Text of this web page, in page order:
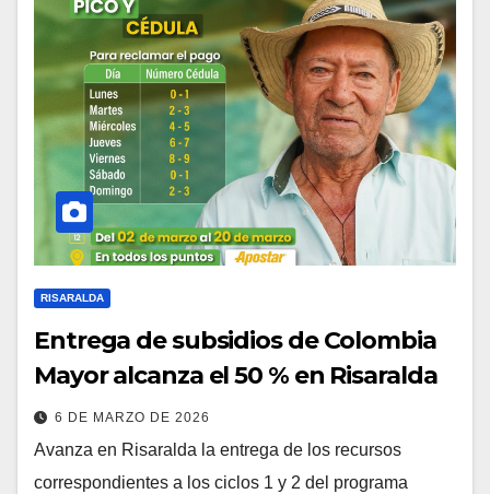
RISARALDA
Entrega de subsidios de Colombia
Mayor alcanza el 50 % en Risaralda
6 DE MARZO DE 2026
Avanza en Risaralda la entrega de los recursos
correspondientes a los ciclos 1 y 2 del programa